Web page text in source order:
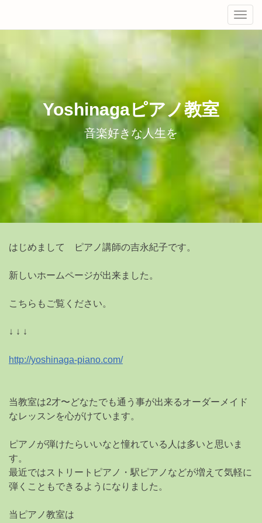
Yoshinagaピアノ教室
音楽好きな人生を
はじめまして ピアノ講師の吉永紀子です。
新しいホームページが出来ました。
こちらもご覧ください。
↓ ↓ ↓
http://yoshinaga-piano.com/
当教室は2才〜どなたでも通う事が出来るオーダーメイド
なレッスンを心がけています。
ピアノが弾けたらいいなと憧れている人は多いと思いま
す。
最近ではストリートピアノ・駅ピアノなどが増えて気軽に
弾くこともできるようになりました。
当ピアノ教室は